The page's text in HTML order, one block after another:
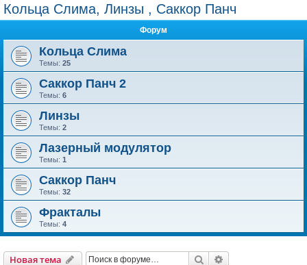
Кольца Слима, Линзы , Саккор Панч
Форум
Кольца Слима
Темы: 25
Саккор Панч 2
Темы: 6
Линзы
Темы: 2
Лазерный модулятор
Темы: 1
Саккор Панч
Темы: 32
Фракталы
Темы: 4
Новая тема Поиск